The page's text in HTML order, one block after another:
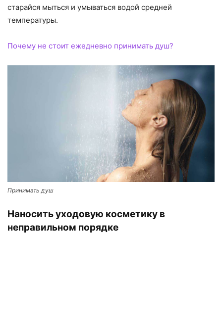
старайся мыться и умываться водой средней
температуры.
Почему не стоит ежедневно принимать душ?
Принимать душ
Наносить уходовую косметику в
неправильном порядке